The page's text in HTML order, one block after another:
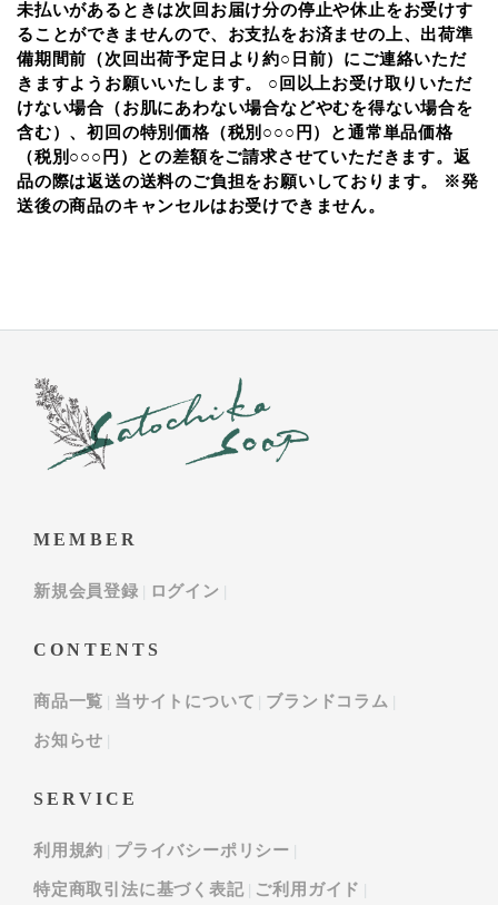
未払いがあるときは次回お届け分の停止や休止をお受けす
ることができませんので、お支払をお済ませの上、出荷準
備期間前（次回出荷予定日より約○日前）にご連絡いただ
きますようお願いいたします。 ○回以上お受け取りいただ
けない場合（お肌にあわない場合などやむを得ない場合を
含む）、初回の特別価格（税別○○○円）と通常単品価格
（税別○○○円）との差額をご請求させていただきます。返
品の際は返送の送料のご負担をお願いしております。 ※発
送後の商品のキャンセルはお受けできません。
MEMBER
新規会員登録 ログイン
CONTENTS
商品一覧 当サイトについて ブランドコラム
お知らせ
SERVICE
利用規約 プライバシーポリシー
特定商取引法に基づく表記 ご利用ガイド